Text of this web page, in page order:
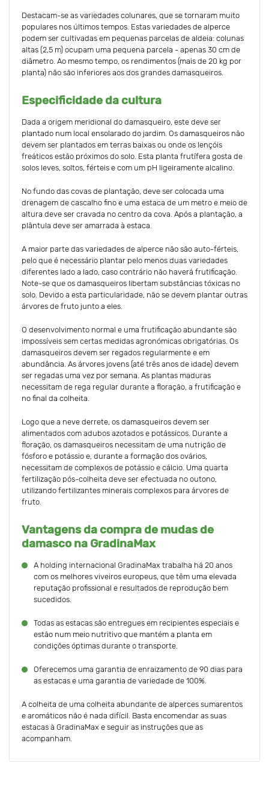
Destacam-se as variedades colunares, que se tornaram muito
populares nos últimos tempos. Estas variedades de alperce
podem ser cultivadas em pequenas parcelas de aldeia: colunas
altas (2,5 m) ocupam uma pequena parcela - apenas 30 cm de
diâmetro. Ao mesmo tempo, os rendimentos (mais de 20 kg por
planta) não são inferiores aos dos grandes damasqueiros.
Especificidade da cultura
Dada a origem meridional do damasqueiro, este deve ser
plantado num local ensolarado do jardim. Os damasqueiros não
devem ser plantados em terras baixas ou onde os lençóis
freáticos estão próximos do solo. Esta planta frutífera gosta de
solos leves, soltos, férteis e com um pH ligeiramente alcalino.
No fundo das covas de plantação, deve ser colocada uma
drenagem de cascalho fino e uma estaca de um metro e meio de
altura deve ser cravada no centro da cova. Após a plantação, a
plântula deve ser amarrada à estaca.
A maior parte das variedades de alperce não são auto-férteis,
pelo que é necessário plantar pelo menos duas variedades
diferentes lado a lado, caso contrário não haverá frutificação.
Note-se que os damasqueiros libertam substâncias tóxicas no
solo. Devido a esta particularidade, não se devem plantar outras
árvores de fruto junto a eles.
O desenvolvimento normal e uma frutificação abundante são
impossíveis sem certas medidas agronómicas obrigatórias. Os
damasqueiros devem ser regados regularmente e em
abundância. As árvores jovens (até três anos de idade) devem
ser regadas uma vez por semana. As plantas maduras
necessitam de rega regular durante a floração, a frutificação e
no final da colheita.
Logo que a neve derrete, os damasqueiros devem ser
alimentados com adubos azotados e potássicos. Durante a
floração, os damasqueiros necessitam de uma nutrição de
fósforo e potássio e, durante a formação dos ovários,
necessitam de complexos de potássio e cálcio. Uma quarta
fertilização pós-colheita deve ser efectuada no outono,
utilizando fertilizantes minerais complexos para árvores de
fruto.
Vantagens da compra de mudas de
damasco na GradinaMax
A holding internacional GradinaMax trabalha há 20 anos
com os melhores viveiros europeus, que têm uma elevada
reputação profissional e resultados de reprodução bem
sucedidos.
Todas as estacas são entregues em recipientes especiais e
estão num meio nutritivo que mantém a planta em
condições óptimas durante o transporte.
Oferecemos uma garantia de enraizamento de 90 dias para
as estacas e uma garantia de variedade de 100%.
A colheita de uma colheita abundante de alperces sumarentos
e aromáticos não é nada difícil. Basta encomendar as suas
estacas à GradinaMax e seguir as instruções que as
acompanham.